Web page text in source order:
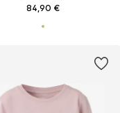
84,90 €